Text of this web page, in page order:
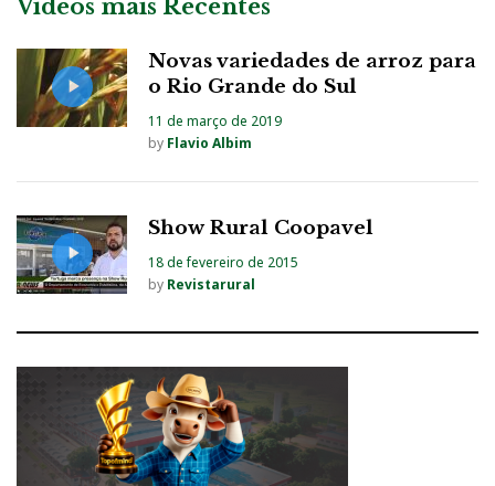
Vídeos mais Recentes
Novas variedades de arroz para
o Rio Grande do Sul
11 de março de 2019
by Flavio Albim
Show Rural Coopavel
18 de fevereiro de 2015
by Revistarural